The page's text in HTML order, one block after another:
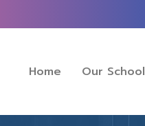
Home Our School